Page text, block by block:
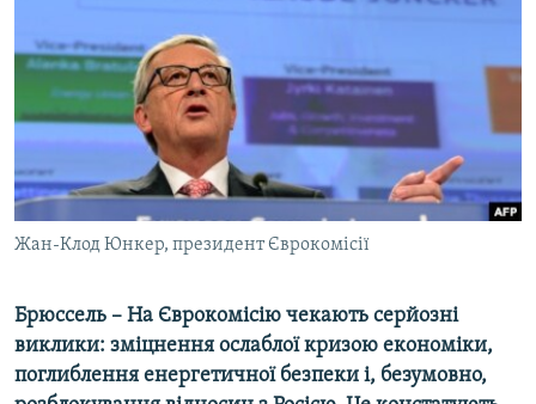
ВІДЕОУРОКИ «ELIFBE»
СВІДЧЕННЯ ОКУПАЦІЇ
УКРАЇНСЬКА ПРОБЛЕМА КРИМУ
ІНФОГРАФІКА
ЯК ОБІЙТИ БЛОКУВАННЯ
Русский
Qırımtatar
ДОЛУЧАЙСЯ!
Усі сайти RFE/RL
Жан-Клод Юнкер, президент Єврокомісії
Брюссель – На Єврокомісію чекають серйозні
виклики: зміцнення ослаблої кризою економіки,
поглиблення енергетичної безпеки і, безумовно,